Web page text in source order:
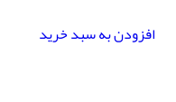
افزودن به سبد خرید